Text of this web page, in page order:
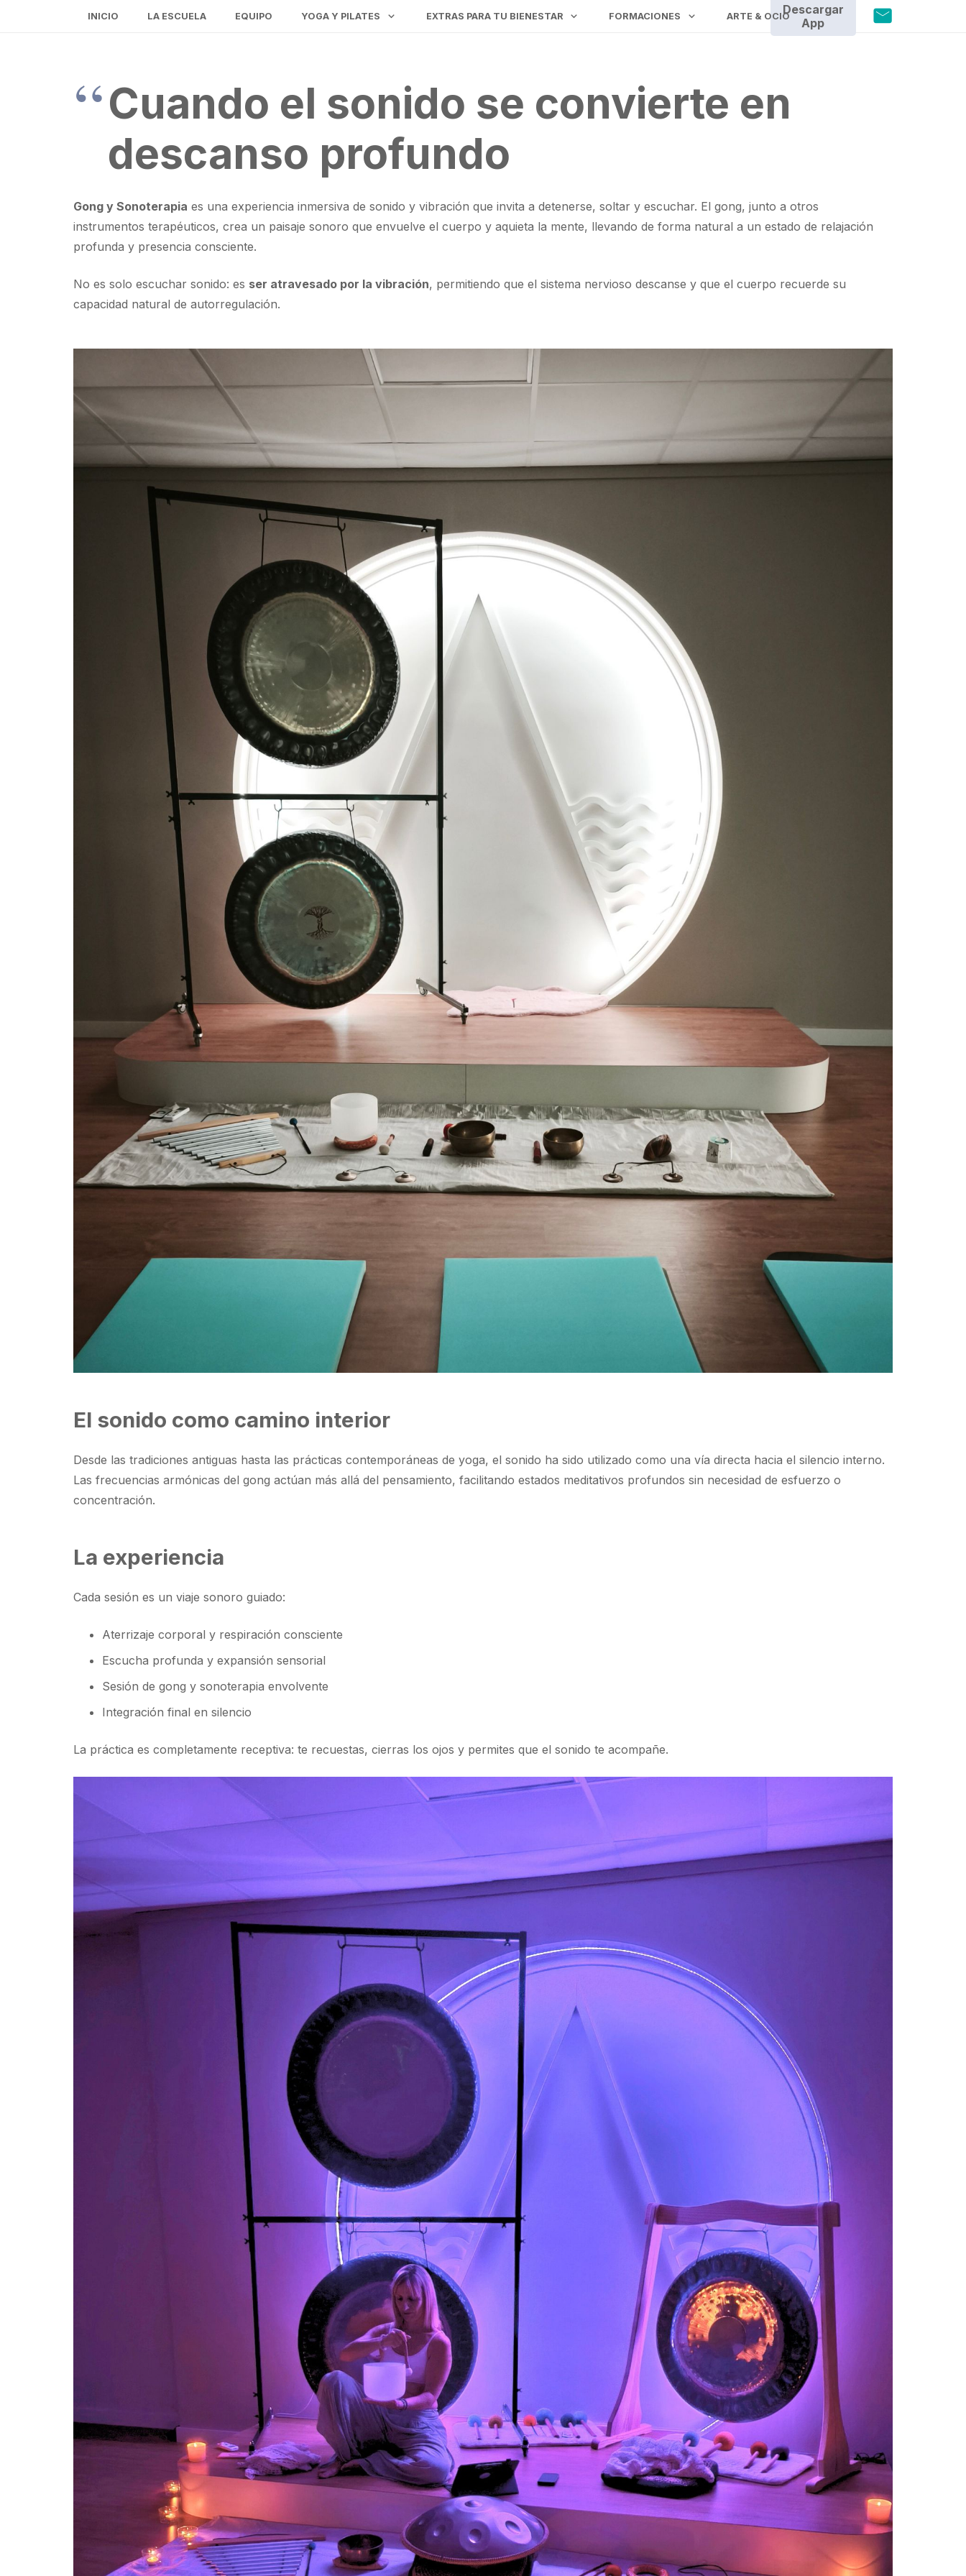
INICIO LA ESCUELA EQUIPO YOGA Y PILATES EXTRAS PARA TU BIENESTAR FORMACIONES ARTE & OCIODescargar
App
Cuando el sonido se convierte en
descanso profundo
Gong y Sonoterapia es una experiencia inmersiva de sonido y vibración que invita a detenerse, soltar y escuchar. El gong, junto a otros
instrumentos terapéuticos, crea un paisaje sonoro que envuelve el cuerpo y aquieta la mente, llevando de forma natural a un estado de relajación
profunda y presencia consciente.
No es solo escuchar sonido: es ser atravesado por la vibración, permitiendo que el sistema nervioso descanse y que el cuerpo recuerde su
capacidad natural de autorregulación.
El sonido como camino interior
Desde las tradiciones antiguas hasta las prácticas contemporáneas de yoga, el sonido ha sido utilizado como una vía directa hacia el silencio interno.
Las frecuencias armónicas del gong actúan más allá del pensamiento, facilitando estados meditativos profundos sin necesidad de esfuerzo o
concentración.
La experiencia
Cada sesión es un viaje sonoro guiado:
Aterrizaje corporal y respiración consciente
Escucha profunda y expansión sensorial
Sesión de gong y sonoterapia envolvente
Integración final en silencio
La práctica es completamente receptiva: te recuestas, cierras los ojos y permites que el sonido te acompañe.